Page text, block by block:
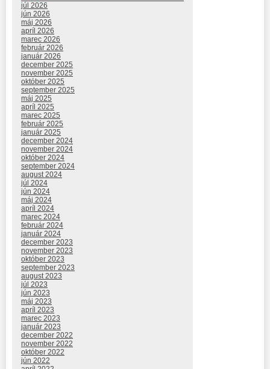
júl 2026
jún 2026
máj 2026
apríl 2026
marec 2026
február 2026
január 2026
december 2025
november 2025
október 2025
september 2025
máj 2025
apríl 2025
marec 2025
február 2025
január 2025
december 2024
november 2024
október 2024
september 2024
august 2024
júl 2024
jún 2024
máj 2024
apríl 2024
marec 2024
február 2024
január 2024
december 2023
november 2023
október 2023
september 2023
august 2023
júl 2023
jún 2023
máj 2023
apríl 2023
marec 2023
január 2023
december 2022
november 2022
október 2022
jún 2022